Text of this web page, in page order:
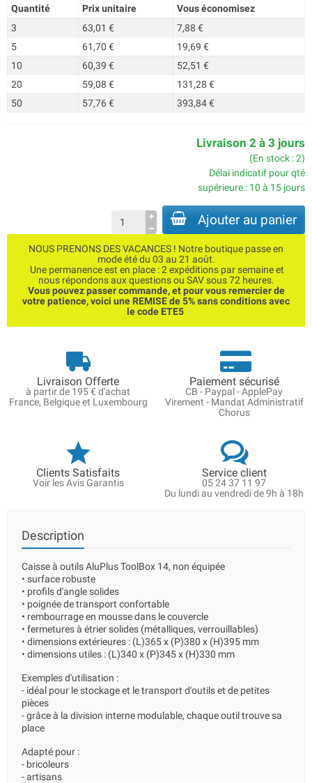
Quantité Prix unitaire
Vous économisez
3
63,01 €
7,88 €
5
61,70 €
19,69 €
10
60,39 €
52,51 €
20
59,08 €
131,28 €
50
57,76 € 393,84 €
Livraison 2 à 3 jours
(En stock : 2)
Délai indicatif pour qté
supérieure : 10 à 15 jours
Ajouter au panier
NOUS PRENONS DES VACANCES ! Notre boutique passe en
mode été du 03 au 21 août.
Une permanence est en place : 2 expéditions par semaine et
nous répondons aux questions ou SAV sous 72 heures.
Vous pouvez passer commande, et pour vous remercier de
votre patience, voici une REMISE de 5% sans conditions avec
le code ETE5
Livraison Offerte
à partir de 195 € d'achat
France, Belgique et Luxembourg
Paiement sécurisé
CB - Paypal - ApplePay
Virement - Mandat Administratif
Chorus
Clients Satisfaits
Voir les Avis Garantis
Service client
05 24 37 11 97
Du lundi au vendredi de 9h à 18h
Description
Caisse à outils AluPlus ToolBox 14, non équipée
• surface robuste
• profils d'angle solides
• poignée de transport confortable
• rembourrage en mousse dans le couvercle
• fermetures à étrier solides (métalliques, verrouillables)
• dimensions extérieures : (L)365 x (P)380 x (H)395 mm
• dimensions utiles : (L)340 x (P)345 x (H)330 mm
Exemples d'utilisation :
- idéal pour le stockage et le transport d'outils et de petites
pièces
- grâce à la division interne modulable, chaque outil trouve sa
place
Adapté pour :
- bricoleurs
- artisans